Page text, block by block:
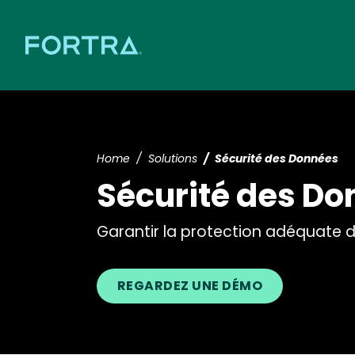
Home Solutions Sécurité des Données
Sécurité des
Garantir la protection adéquate
REGARDEZ UNE DÉMO